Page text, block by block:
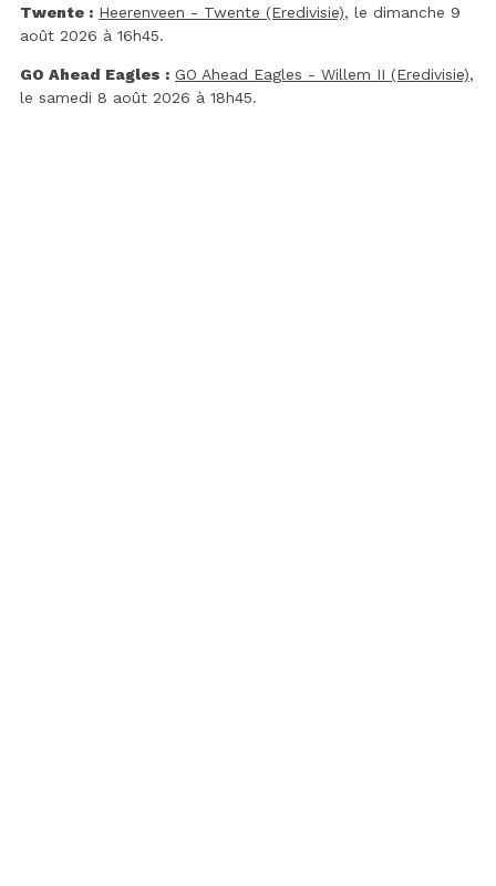
Twente : Heerenveen - Twente (Eredivisie), le dimanche 9
août 2026 à 16h45.
GO Ahead Eagles : GO Ahead Eagles - Willem II (Eredivisie),
le samedi 8 août 2026 à 18h45.